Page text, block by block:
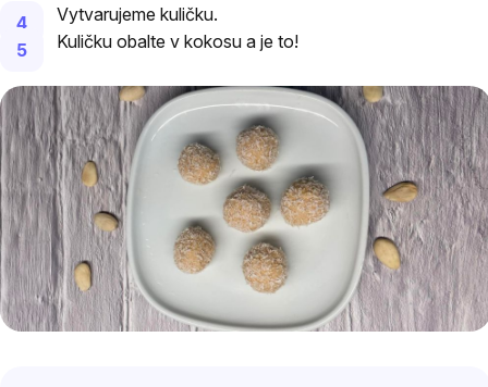
Vytvarujeme kuličku.
Kuličku obalte v kokosu a je to!